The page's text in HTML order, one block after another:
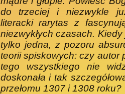
do trzeciej i niezwykle
literacki rarytas z
niezwykłych czasach. Kiedy
tylko jedna, z pozoru
teorii spiskowych: czy autor
tego wszystkiego nie
doskonała i tak
przełomu 1307 i 1308 roku?